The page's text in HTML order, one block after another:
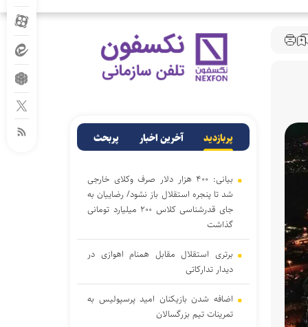
پربازدید آخرین اخبار پربحث
بیانی: ۴۰۰ هزار دلار صرف وکلای خارجی
شد تا پنجره استقلال باز نشود/ رضاییان به
جای قدرشناسی کلاس ۲۰۰ میلیارد تومانی
گذاشت
برتری استقلال مقابل همنام اهوازی در
دیدار تدارکاتی
اضافه شدن بازیکنان امید پرسپولیس به
تمرینات تیم بزرگسالان